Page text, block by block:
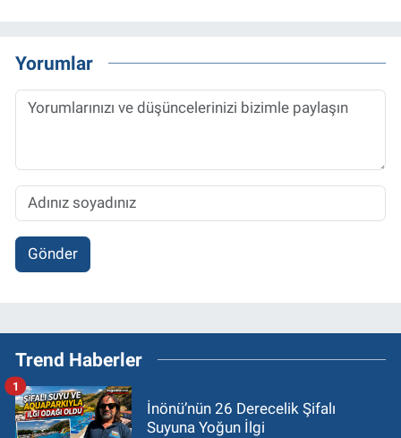
Yorumlar
Gönder
Trend Haberler
İnönü’nün 26 Derecelik Şifalı
Suyuna Yoğun İlgi
1